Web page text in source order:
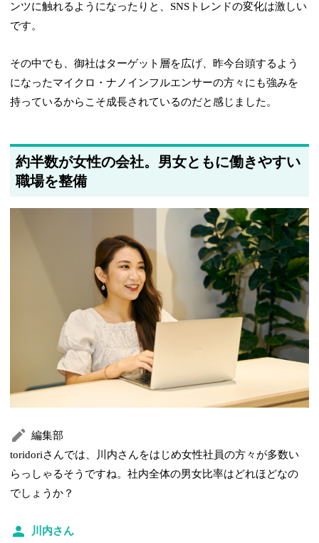
ンツに触れるようになったりと、SNSトレンドの変化は激しい
です。
その中でも、御社はターゲット層を広げ、昨今台頭するよう
になったマイクロ・ナノインフルエンサーの方々にも強みを
持っているからこそ成長されているのだと感じました。
約半数が女性の会社。男女ともに働きやすい
職場を整備
編集部
toridoriさんでは、川内さんをはじめ女性社員の方々が多数い
らっしゃるそうですね。社内全体の男女比率はどれほどなの
でしょうか？
川内さん